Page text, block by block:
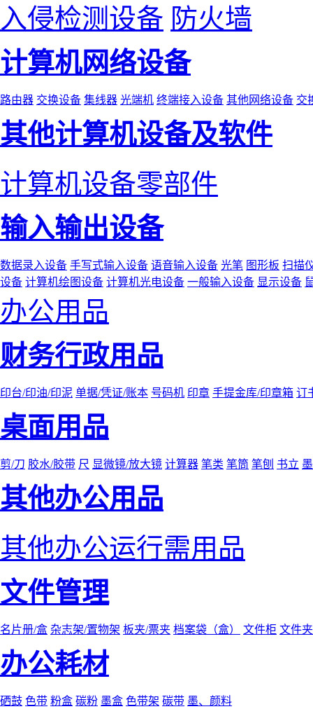
入侵检测设备 防火墙
计算机网络设备
路由器 交换设备 集线器 光端机 终端接入设备 其他网络设备 交
其他计算机设备及软件
计算机设备零部件
输入输出设备
数据录入设备 手写式输入设备 语音输入设备 光笔 图形板 扫描
设备 计算机绘图设备 计算机光电设备 一般输入设备 显示设备
办公用品
财务行政用品
印台/印油/印泥 单据/凭证/账本 号码机 印章 手提金库/印章箱 订
桌面用品
剪/刀 胶水/胶带 尺 显微镜/放大镜 计算器 笔类 笔筒 笔刨 书立
其他办公用品
其他办公运行需用品
文件管理
名片册/盒 杂志架/置物架 板夹/票夹 档案袋（盒） 文件柜 文件
办公耗材
硒鼓 色带 粉盒 碳粉 墨盒 色带架 碳带 墨、颜料